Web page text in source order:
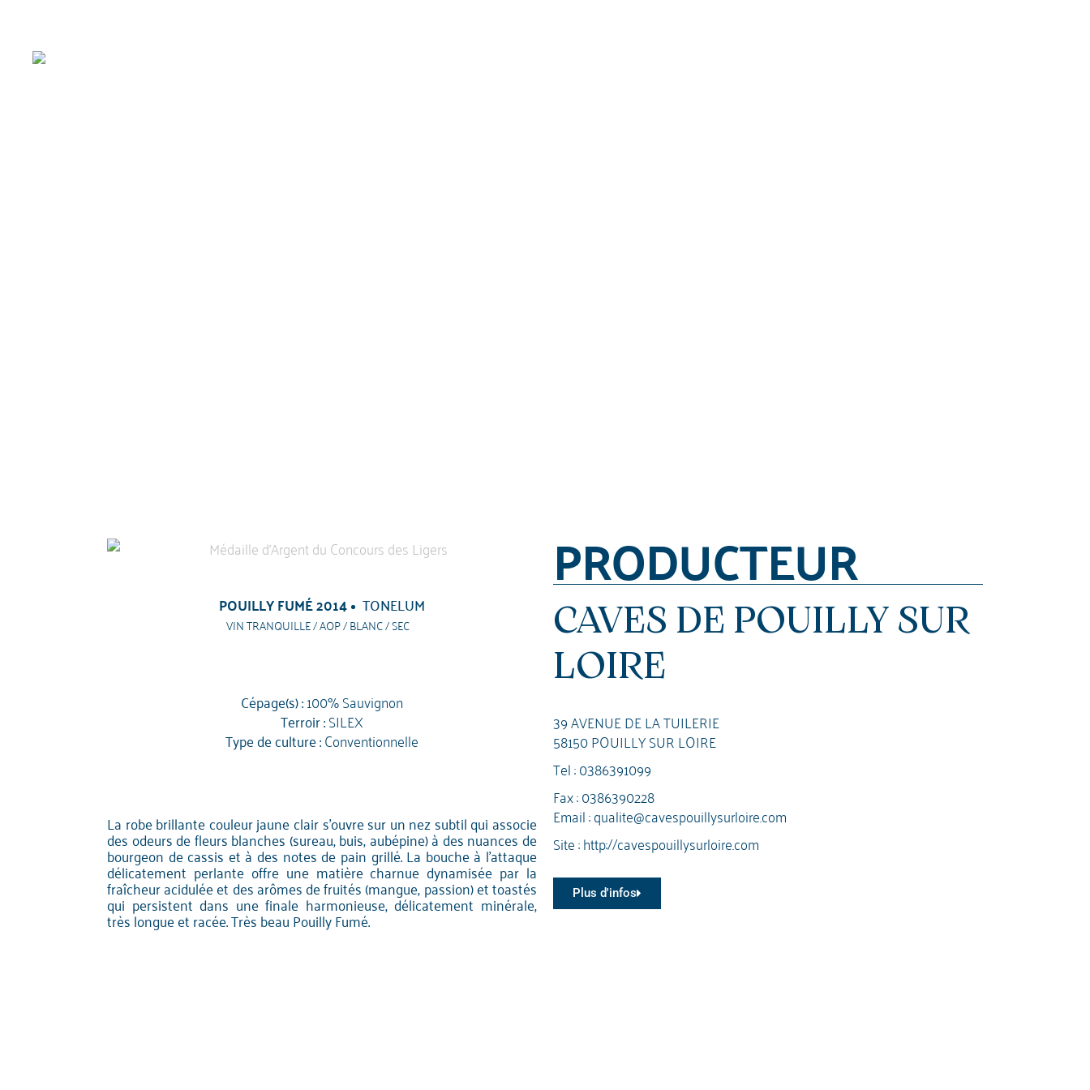
POUILLY FUMÉ 2014 TONELUM
VIN TRANQUILLE / AOP / BLANC / SEC
Cépage(s) :100% Sauvignon
Terroir :SILEX
Type de culture :Conventionnelle
La robe brillante couleur jaune clair s'ouvre sur un nez subtil qui associe
des odeurs de fleurs blanches (sureau, buis, aubépine) à des nuances de
bourgeon de cassis et à des notes de pain grillé. La bouche à l’attaque
délicatement perlante offre une matière charnue dynamisée par la
fraîcheur acidulée et des arômes de fruités (mangue, passion) et toastés
qui persistent dans une finale harmonieuse, délicatement minérale,
très longue et racée. Très beau Pouilly Fumé.
PRODUCTEUR
CAVES DE POUILLY SUR
LOIRE
39 AVENUE DE LA TUILERIE
58150 POUILLY SUR LOIRE
Tel :0386391099
Fax : 0386390228
Email :qualite@cavespouillysurloire.com
Site :http://cavespouillysurloire.com
Plus d'infos